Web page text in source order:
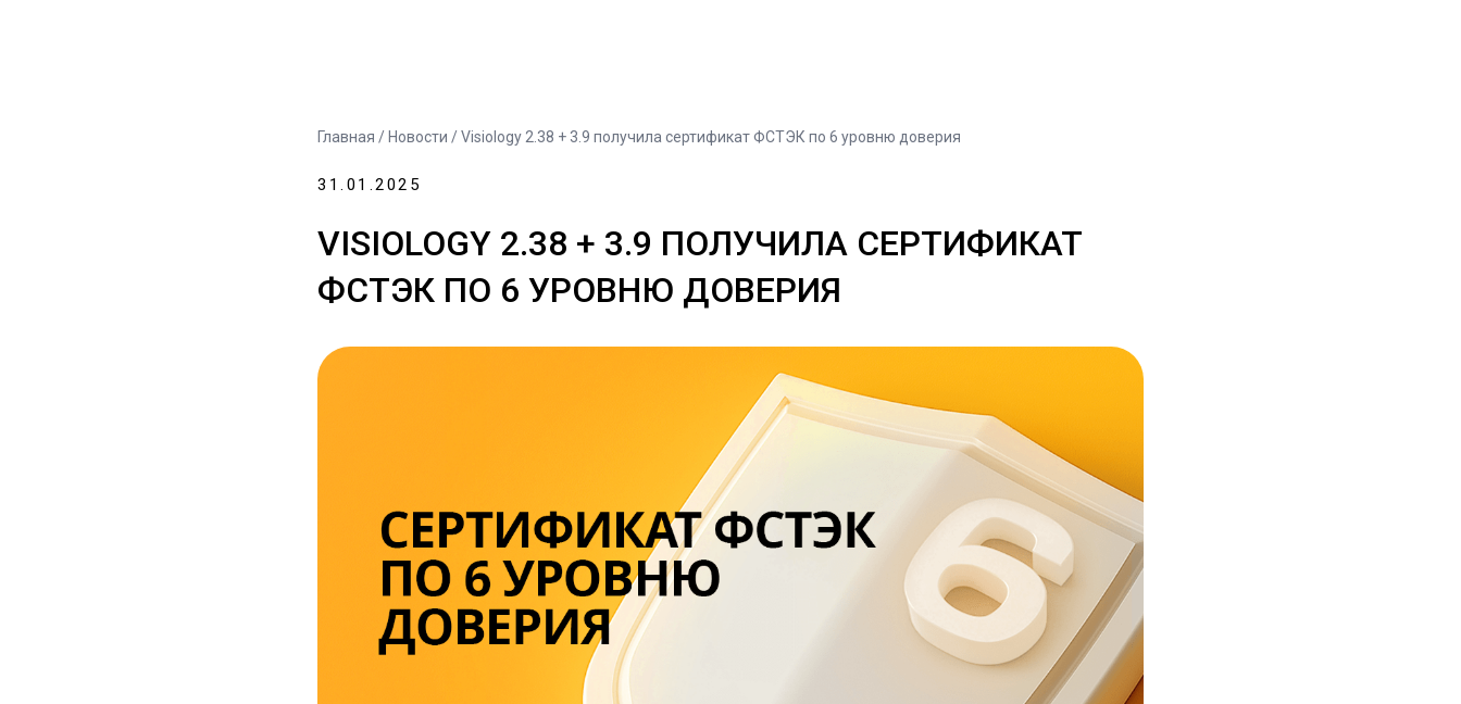
Главная / Новости / Visiology 2.38 + 3.9 получила сертификат ФСТЭК по 6 уровню доверия
31.01.2025
VISIOLOGY 2.38 + 3.9 ПОЛУЧИЛА СЕРТИФИКАТ
ФСТЭК ПО 6 УРОВНЮ ДОВЕРИЯ